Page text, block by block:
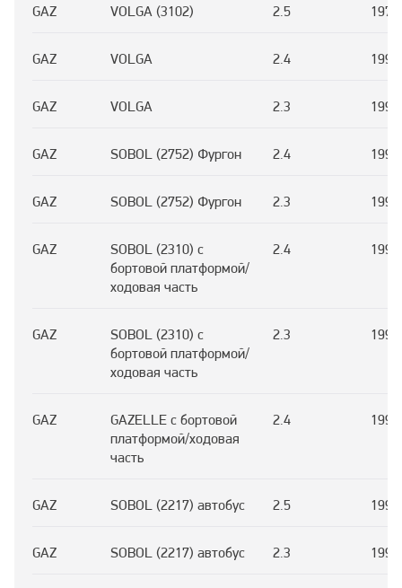
GAZ VOLGA (3102) 2.5
GAZ VOLGA 2.4
GAZ VOLGA 2.3
GAZ SOBOL (2752) Фургон 2.4
GAZ SOBOL (2752) Фургон 2.3
GAZ
SOBOL (2310) c
бортовой платформой/
ходовая часть
2.4
GAZ
SOBOL (2310) c
бортовой платформой/
ходовая часть
2.3
GAZ
GAZELLE c бортовой
платформой/ходовая
часть
2.4
GAZ SOBOL (2217) автобус 2.5
GAZ SOBOL (2217) автобус 2.3